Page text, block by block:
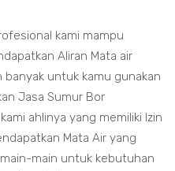
kami mampu
Aliran Mata air
untuk kamu gunakan
Jasa Sumur Bor
ahlinya yang memiliki Izin
Mata Air yang
main untuk kebutuhan